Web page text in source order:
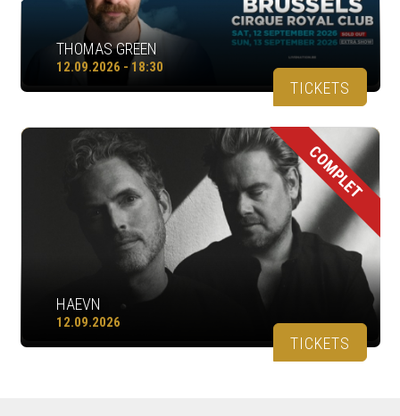
THOMAS GREEN
12.09.2026 - 18:30
TICKETS
COMPLET
HAEVN
12.09.2026
TICKETS